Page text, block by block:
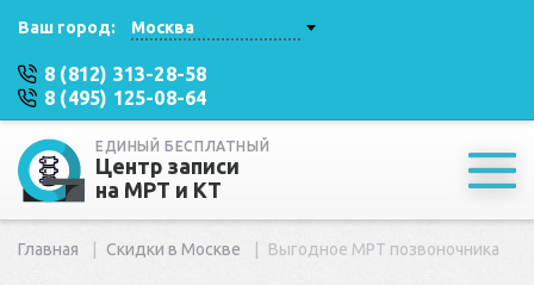
Ваш город: Москва
8 (812) 313-28-58
8 (495) 125-08-64
ЕДИНЫЙ БЕСПЛАТНЫЙ
Центр записи
на МРТ и КТ
Главная Скидки в Москве Выгодное МРТ позвоночника